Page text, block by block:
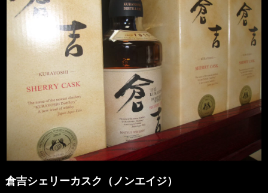
倉吉シェリーカスク（ノンエイジ）